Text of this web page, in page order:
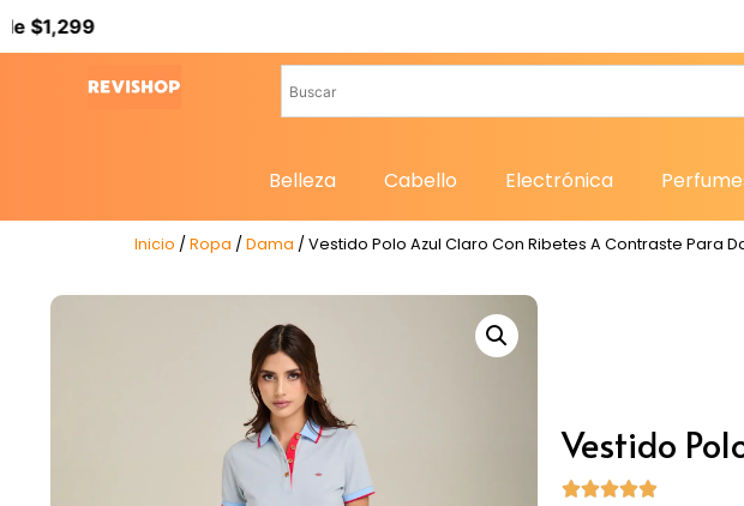
Belleza Cabello Electrónica
Inicio / Ropa / Dama / Vestido Polo Azul Claro Con Ribetes A Contraste Para
Vestido